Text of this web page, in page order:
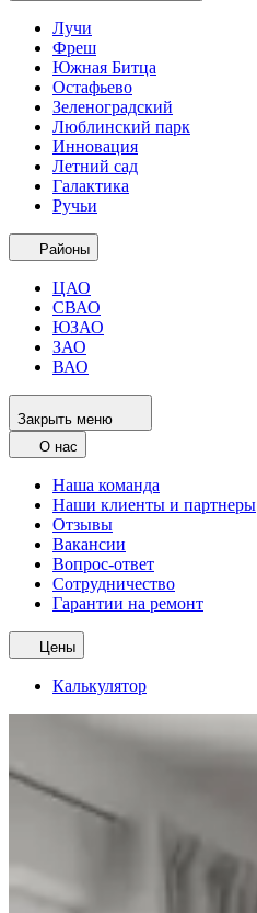
Лучи
Фреш
Южная Битца
Остафьево
Зеленоградский
Люблинский парк
Инновация
Летний сад
Галактика
Ручьи
Районы
ЦАО
СВАО
ЮЗАО
ЗАО
ВАО
Закрыть меню
О нас
Наша команда
Наши клиенты и партнеры
Отзывы
Вакансии
Вопрос-ответ
Сотрудничество
Гарантии на ремонт
Цены
Калькулятор